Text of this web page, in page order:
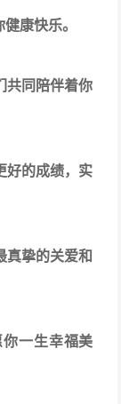
康快乐。
共同陪伴着你
好的成绩，实
真挚的关爱和
一生幸福美